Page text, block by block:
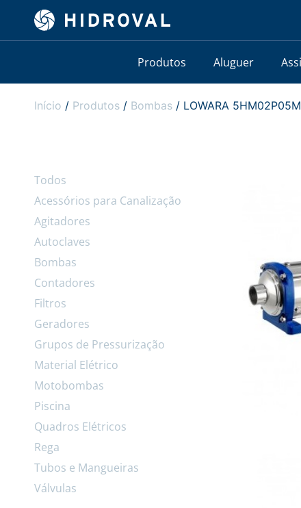
Produtos Aluguer
Início / Produtos / Bombas / LOWARA
Todos
Acessórios para Canalização
Agitadores
Autoclaves
Bombas
Contadores
Filtros
Geradores
Grupos de Pressurização
Material Elétrico
Motobombas
Piscina
Quadros Elétricos
Rega
Tubos e Mangueiras
Válvulas